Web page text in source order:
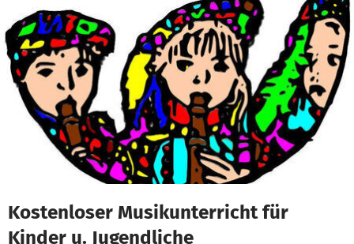
Zum Hauptinhalt springen
Erklärung zur Barrierefreiheit anzeigen
Kostenloser Musikunterricht für
Kinder u. Jugendliche